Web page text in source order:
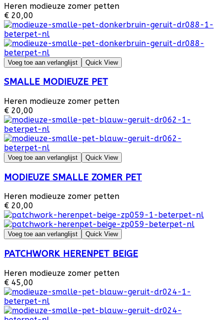
Heren modieuze zomer petten
€ 20,00
Voeg toe aan verlanglijst Quick View
SMALLE MODIEUZE PET
Heren modieuze zomer petten
€ 20,00
Voeg toe aan verlanglijst Quick View
MODIEUZE SMALLE ZOMER PET
Heren modieuze zomer petten
€ 20,00
Voeg toe aan verlanglijst Quick View
PATCHWORK HERENPET BEIGE
Heren modieuze zomer petten
€ 45,00